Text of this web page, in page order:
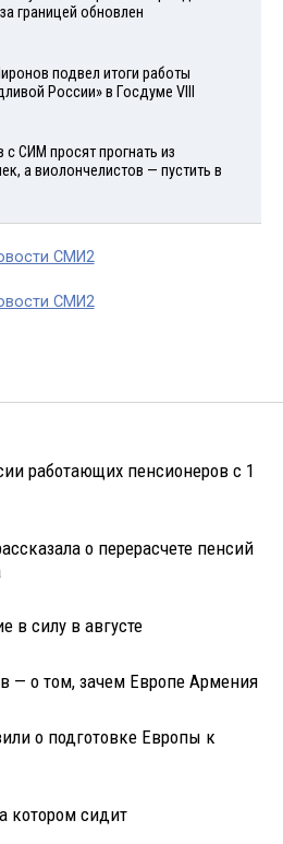
границей обновлен
подвел итоги работы
России» в Госдуме VIII
с СИМ просят прогнать из
а виолончелистов — пустить в
СМИ2
СМИ2
работающих пенсионеров с 1
о перерасчете пенсий
в силу в августе
— о том, зачем Европе Армения
о подготовке Европы к
котором сидит